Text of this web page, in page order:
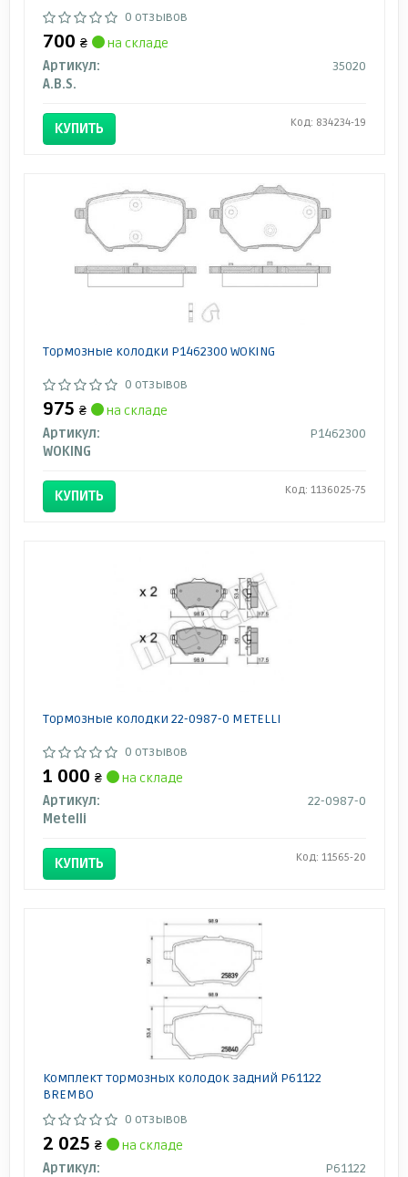
0 отзывов
700 ₴
на складе
Артикул:
35020
A.B.S.
КУПИТЬ Код: 834234-19
Тормозные колодки P1462300 WOKING
0 отзывов
975 ₴
на складе
Артикул:
P1462300
WOKING
КУПИТЬ Код: 1136025-75
Тормозные колодки 22-0987-0 METELLI
0 отзывов
1 000 ₴
на складе
Артикул:
22-0987-0
Metelli
КУПИТЬ Код: 11565-20
Комплект тормозных колодок задний P61122
BREMBO
0 отзывов
2 025 ₴
на складе
Артикул:
P61122